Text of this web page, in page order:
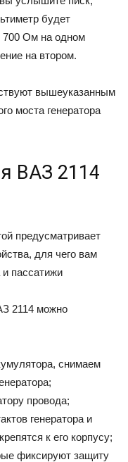
будет
700 Ом на одном
на втором.
вышеуказанным
моста генератора
ВАЗ 2114
предусматривает
для чего вам
и пассатижи
2114 можно
снимаем
провода;
генератора и
к его корпусу;
фиксируют защиту